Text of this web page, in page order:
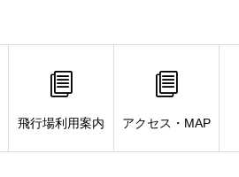
飛行場利用案内 アクセス・MAP